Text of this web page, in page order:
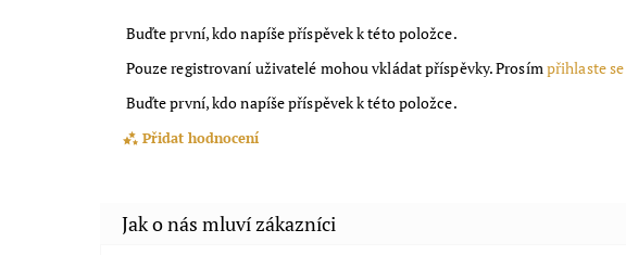
Buďte první, kdo napíše příspěvek k této položce.
Pouze registrovaní uživatelé mohou vkládat příspěvky. Prosímpřihlaste se
Buďte první, kdo napíše příspěvek k této položce.
Přidat hodnocení